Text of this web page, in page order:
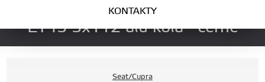
KONTAKTY
Ispiri wheels ISR10 19x9,5
ET45 5x112 alu kola - černé
Seat/Cupra